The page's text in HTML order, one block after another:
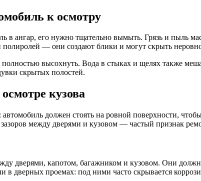
к осмотру
в ангар, его нужно тщательно вымыть. Грязь и пыль
полиролей — они создают блики и могут скрыть
высохнуть. Вода в стыках и щелях также
скрытых полостей.
кузова
автомобиль должен стоять на ровной поверхности,
между дверями и кузовом — частый признак
дверями, капотом, багажником и кузовом. Они
в дверных проемах: под ними часто скрывается